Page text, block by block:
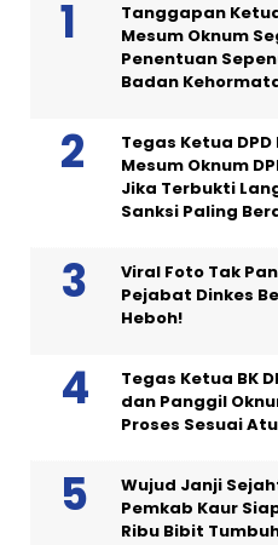
Tanggapan
Mesum Oknum
Penentuan
Badan
Tegas Ketua
Mesum Oknum
Jika Terbukti
Sanksi Paling
Viral Foto Tak
Pejabat Dinkes
Heboh!
Tegas Ketua BK
dan Panggil
Proses Sesuai
Wujud Janji
Pemkab Kaur
Ribu Bibit